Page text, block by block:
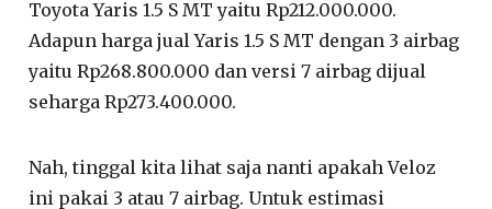
Toyota Yaris 1.5 S MT yaitu Rp212.000.000.
Adapun harga jual Yaris 1.5 S MT dengan 3 airbag
yaitu Rp268.800.000 dan versi 7 airbag dijual
seharga Rp273.400.000.
Nah, tinggal kita lihat saja nanti apakah Veloz
ini pakai 3 atau 7 airbag. Untuk estimasi